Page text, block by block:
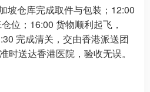
坡仓库完成取件与包装；12:00
位；16:00 货物顺利起飞，
完成清关，交由香港派送团
时送达香港医院，验收无误。